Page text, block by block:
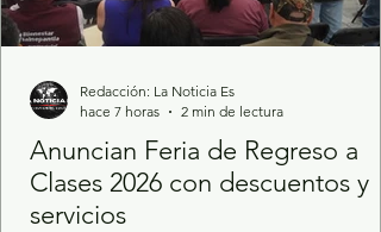
Anuncian Feria de Regreso a
Clases 2026 con descuentos y
servicios
Redacción: La Noticia Es
hace 7 horas
2 min de lectura